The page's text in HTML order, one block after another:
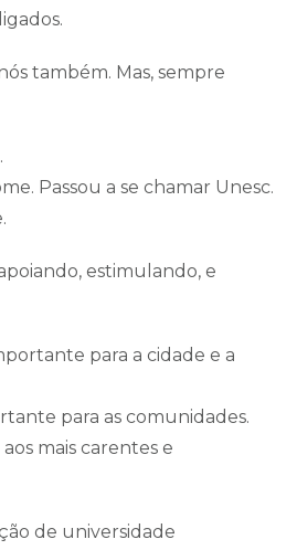
também. Mas, sempre
Passou a se chamar Unesc.
estimulando, e
para a cidade e a
para as comunidades.
mais carentes e
de universidade